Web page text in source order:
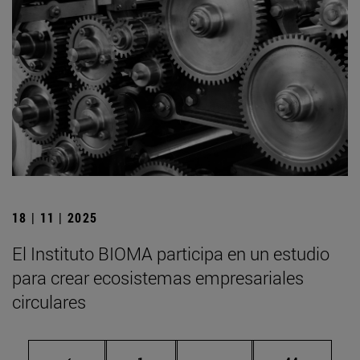
18 | 11 | 2025
El Instituto BIOMA participa en un estudio
para crear ecosistemas empresariales
circulares